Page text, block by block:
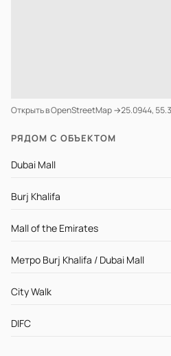
Открыть в OpenStreetMap →25.0944,
РЯДОМ С ОБЪЕКТОМ
Dubai Mall
Burj Khalifa
Mall of the Emirates
Метро Burj Khalifa / Dubai Mall
City Walk
DIFC